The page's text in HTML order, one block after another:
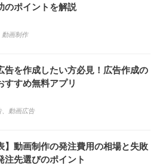
のポイントを解説
動画制作
告を作成したい方必見！広告作成の
すすめ無料アプリ
、 動画広告
】動画制作の発注費用の相場と失敗
注先選びのポイント